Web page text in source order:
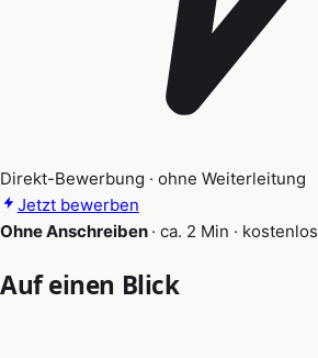
Direkt-Bewerbung · ohne Weiterleitung
Jetzt bewerben
Ohne Anschreiben · ca. 2 Min · kostenlos
Auf einen Blick